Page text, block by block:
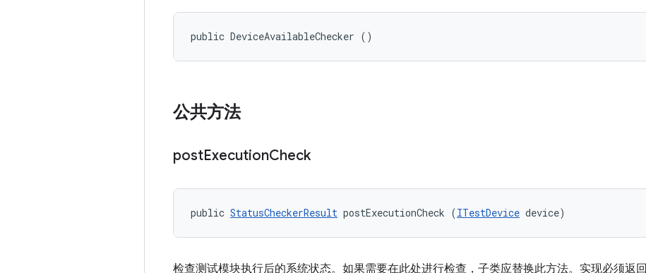
public DeviceAvailableChecker ()
公共方法
postExecutionCheck
public StatusCheckerResult postExecutionCheck (ITestDevice device)
检查测试模块执行后的系统状态。如果需要在此处进行检查，子类应替换此方法。实现必须返回